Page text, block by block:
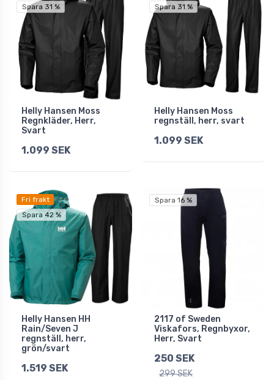
Spara 31 %
Helly Hansen Moss
Regnkläder, Herr,
Svart
1.099 SEK
Spara 31 %
Helly Hansen Moss
regnställ, herr, svart
1.099 SEK
Fri frakt
Spara 42 %
Helly Hansen HH
Rain/Seven J
regnställ, herr,
grön/svart
1.519 SEK
Spara 16 %
2117 of Sweden
Viskafors, Regnbyxor,
Herr, Svart
250 SEK
299 SEK